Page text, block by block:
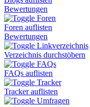
Bewertungen
Foren
Foren auflisten
Bewertungen
Linkverzeichnis
Verzeichnis durchstöbern
FAQs
FAQs auflisten
Tracker
Tracker auflisten
Umfragen